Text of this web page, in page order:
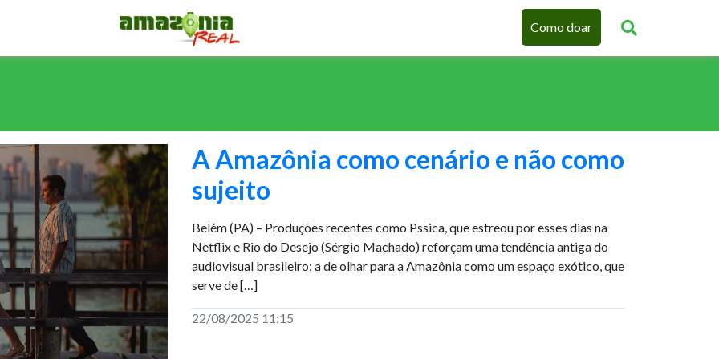
Como doar
A Amazônia como cenário e não como
sujeito
Belém (PA) – Produções recentes como Pssica, que estreou por esses dias na
Netflix e Rio do Desejo (Sérgio Machado) reforçam uma tendência antiga do
audiovisual brasileiro: a de olhar para a Amazônia como um espaço exótico, que
serve de […]
22/08/2025 11:15